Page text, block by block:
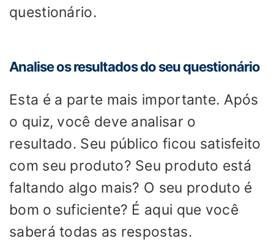
questionário.
Analise os resultados do seu questionário
Esta é a parte mais importante. Após
o quiz, você deve analisar o
resultado. Seu público ficou satisfeito
com seu produto? Seu produto está
faltando algo mais? O seu produto é
bom o suficiente? É aqui que você
saberá todas as respostas.